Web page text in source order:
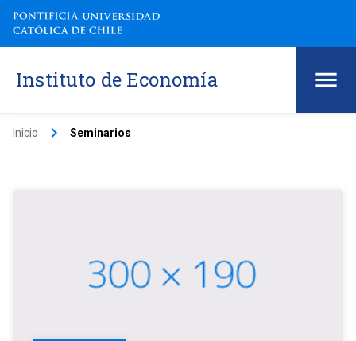
Instituto de Economía
Inicio keyboard_arrow_right Seminarios